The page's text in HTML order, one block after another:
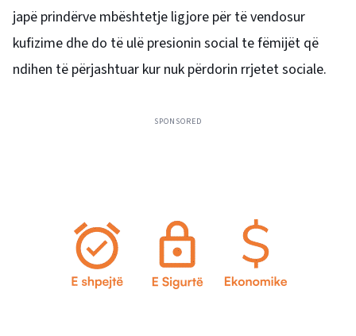
japë prindërve mbështetje ligjore për të vendosur
kufizime dhe do të ulë presionin social te fëmijët që
ndihen të përjashtuar kur nuk përdorin rrjetet sociale.
SPONSORED